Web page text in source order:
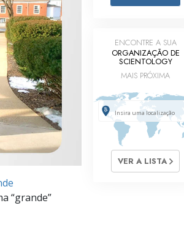
Respostas às Drogas
Crianças
Ferramentas para o Local do Trabalho
Ética e as Condições
A Causa da Supressão
Bases da Organização
“grande”
ENCONTRE A SUA
ORGANIZAÇÃO DE
SCIENTOLOGY
MAIS PRÓXIMA
VER A LISTA